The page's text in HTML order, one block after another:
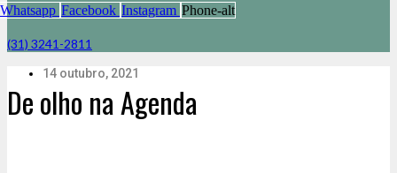
Whatsapp Facebook Instagram Phone-alt
(31) 3241-2811
14 outubro, 2021
De olho na Agenda